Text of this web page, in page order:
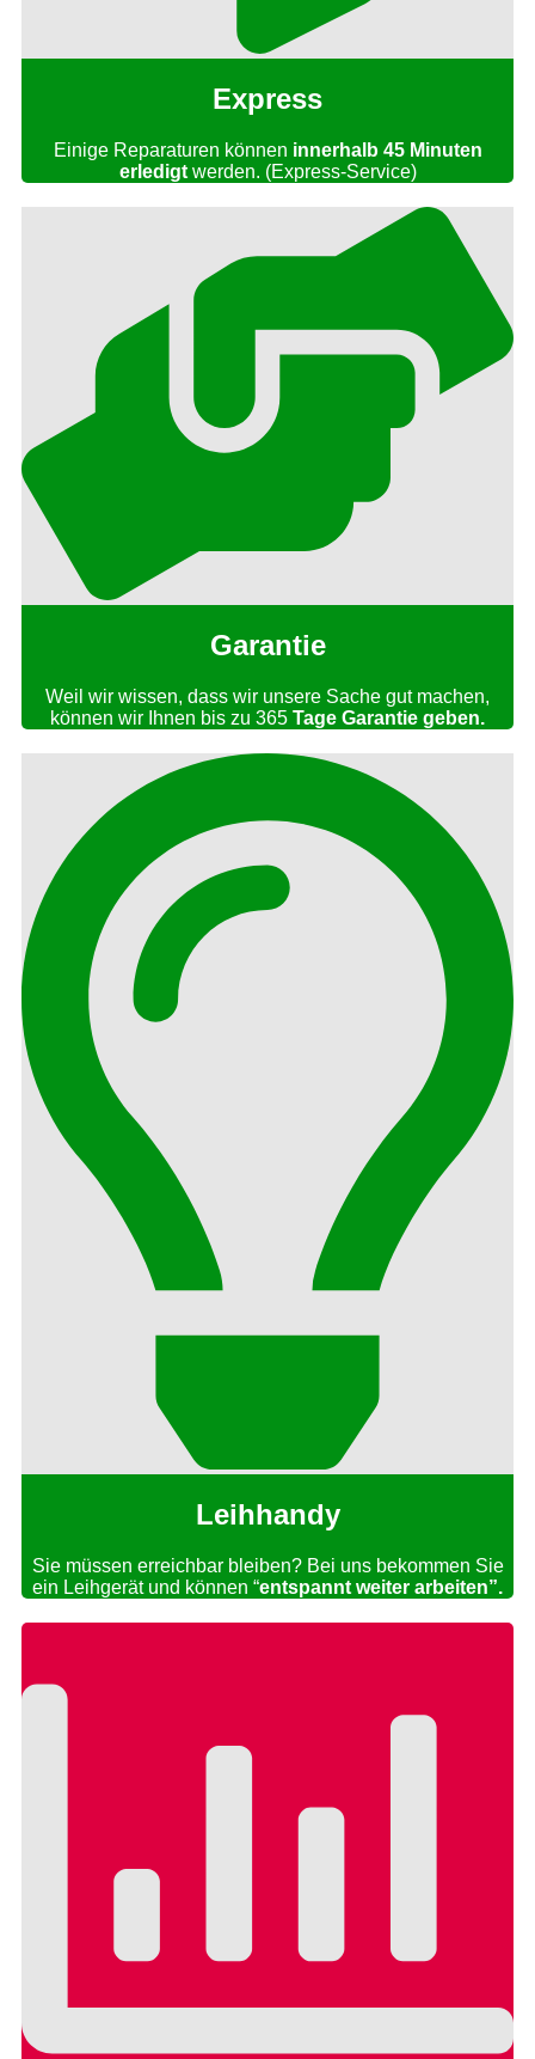
Express
Einige Reparaturen können innerhalb 45 Minuten
erledigtwerden. (Express-Service)
Garantie
Weil wir wissen, dass wir unsere Sache gut machen,
können wir Ihnen bis zu 365 Tage Garantie geben.
Leihhandy
Sie müssen erreichbar bleiben? Bei uns bekommen Sie
ein Leihgerät und können “entspannt weiter arbeiten”.